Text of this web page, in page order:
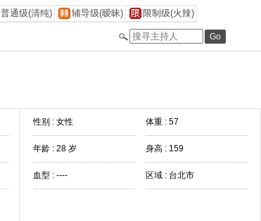
普通级(清纯) 辅导级(暧昧) 限制级(火辣)
性别 : 女性 体重 : 57
年龄 : 28 岁 身高 : 159
血型 : ---- 区域 : 台北市